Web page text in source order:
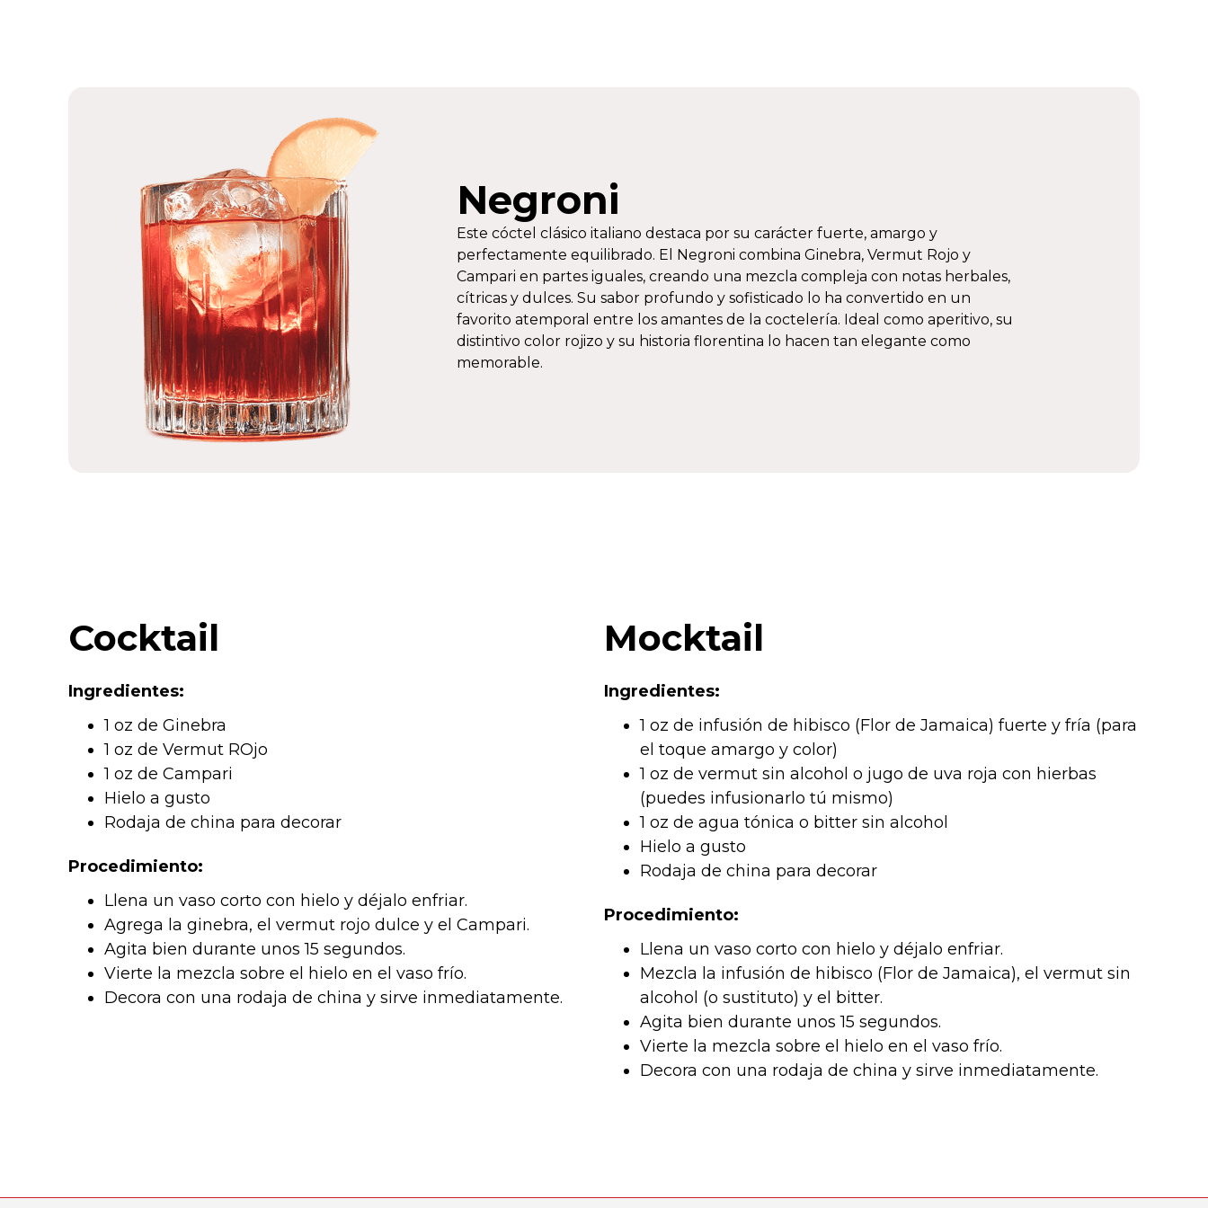
Negroni
Este cóctel clásico italiano destaca por su carácter fuerte, amargo y
perfectamente equilibrado. El Negroni combina Ginebra, Vermut Rojo y
Campari en partes iguales, creando una mezcla compleja con notas herbales,
cítricas y dulces. Su sabor profundo y sofisticado lo ha convertido en un
favorito atemporal entre los amantes de la coctelería. Ideal como aperitivo, su
distintivo color rojizo y su historia florentina lo hacen tan elegante como
memorable.
Cocktail
Ingredientes:
1 oz de Ginebra
1 oz de Vermut ROjo
1 oz de Campari
Hielo a gusto
Rodaja de china para decorar
Procedimiento:
Llena un vaso corto con hielo y déjalo enfriar.
Agrega la ginebra, el vermut rojo dulce y el Campari.
Agita bien durante unos 15 segundos.
Vierte la mezcla sobre el hielo en el vaso frío.
Decora con una rodaja de china y sirve inmediatamente.
Mocktail
Ingredientes:
1 oz de infusión de hibisco (Flor de Jamaica) fuerte y fría (para
el toque amargo y color)
1 oz de vermut sin alcohol o jugo de uva roja con hierbas
(puedes infusionarlo tú mismo)
1 oz de agua tónica o bitter sin alcohol
Hielo a gusto
Rodaja de china para decorar
Procedimiento:
Llena un vaso corto con hielo y déjalo enfriar.
Mezcla la infusión de hibisco (Flor de Jamaica), el vermut sin
alcohol (o sustituto) y el bitter.
Agita bien durante unos 15 segundos.
Vierte la mezcla sobre el hielo en el vaso frío.
Decora con una rodaja de china y sirve inmediatamente.